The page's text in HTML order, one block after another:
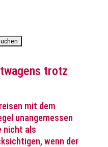
trotz
mit dem
unangemessen
nicht als
wenn der